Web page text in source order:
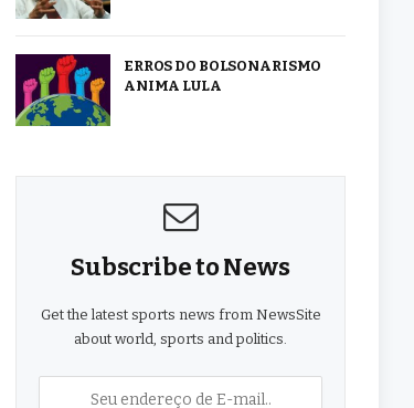
ERROS DO BOLSONARISMO
ANIMA LULA
Subscribe to News
Get the latest sports news from NewsSite
about world, sports and politics.